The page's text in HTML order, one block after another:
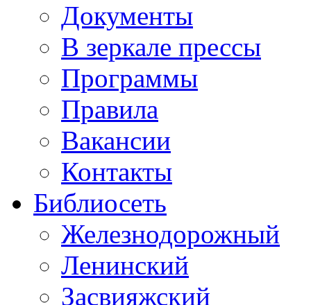
Документы
В зеркале прессы
Программы
Правила
Вакансии
Контакты
Библиосеть
Железнодорожный
Ленинский
Засвияжский